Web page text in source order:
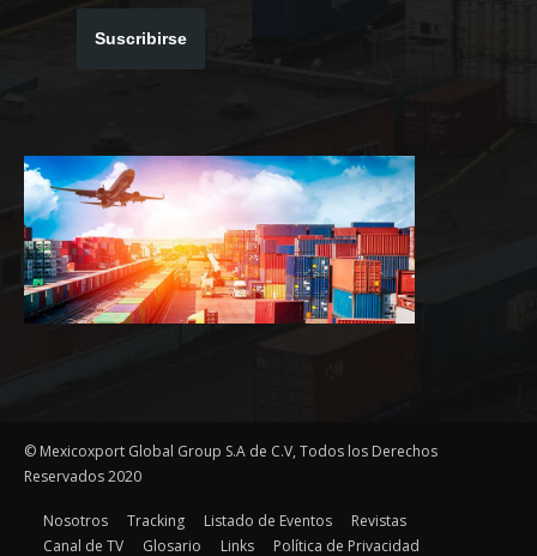
Suscribirse
© Mexicoxport Global Group S.A de C.V, Todos los Derechos
Reservados 2020
Nosotros Tracking Listado de Eventos
Revistas
Canal de TV
Glosario Links Política de Privacidad